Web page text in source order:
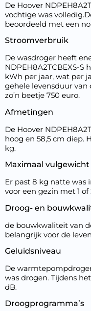
De Hoover
vochtige was
beoordeeld met een
Stroomverbruik
De wasdroger heeft
NDPEH8A2TCBEXS-S
kWh per jaar, wat per
gehele levensduur van
zo’n beetje 750 euro.
Afmetingen
De Hoover
hoog en 58,5 cm diep.
kg.
Maximaal vulgewicht
Er past 8 kg natte was
voor een gezin met 1
Droog- en
de bouwkwaliteit van
belangrijk voor de
Geluidsniveau
De
was drogen. Tijdens
dB.
Droogprogramma’s